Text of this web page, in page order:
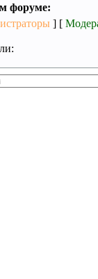
форуме:
] [